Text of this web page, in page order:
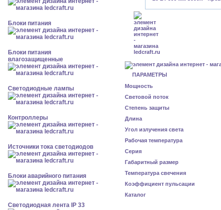
Блоки питания
Блоки питания
влагозащищенные
Светодиодные лампы
Контроллеры
Источники тока светодиодов
Блоки аварийного питания
Светодиодная лента IP 33
ПАРАМЕТРЫ
Мощность
Световой поток
Степень защиты
Длина
Угол излучения света
Рабочая температура
Серия
Габаритный размер
Температура свечения
Коэффициент пульсации
Каталог